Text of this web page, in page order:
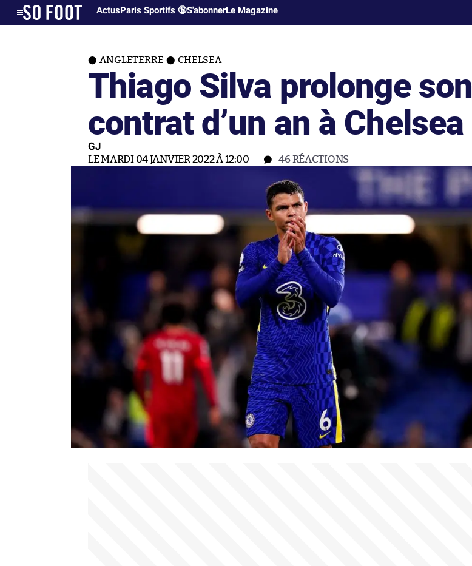
ActusParis Sportifs 🔞S'abonnerLe Magazine
ANGLETERRE CHELSEA
Thiago Silva prolonge son
contrat d’un an à Chelsea
GJ
LE MARDI 04 JANVIER 2022 À 12:00 46RÉACTIONS